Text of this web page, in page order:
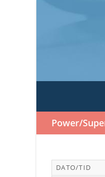
Power/
DATO/TID